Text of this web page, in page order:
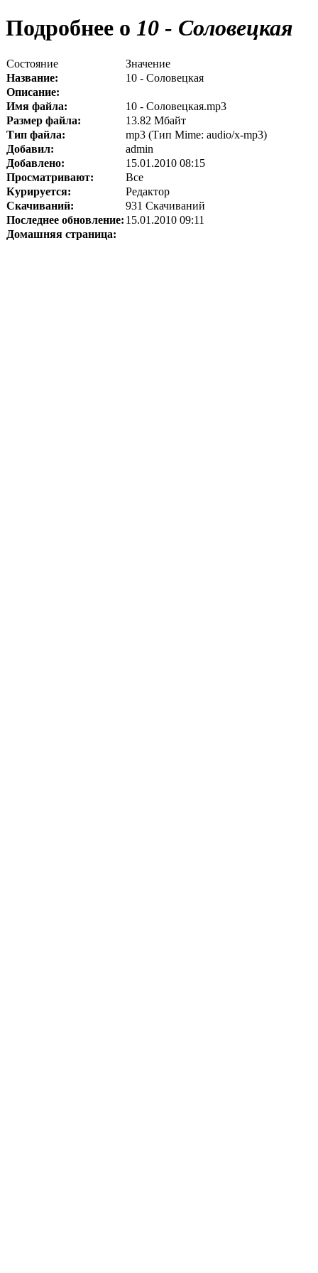
Подробнее о 10 - Соловецкая
Состояние
Значение
Название:
10 - Соловецкая
Описание:
Имя файла:
10 - Соловецкая.mp3
Размер файла:
13.82 Мбайт
Тип файла:
mp3 (Тип Mime: audio/x-mp3)
Добавил:
admin
Добавлено:
15.01.2010 08:15
Просматривают:
Все
Курируется:
Редактор
Скачиваний:
931 Скачиваний
Последнее обновление: 15.01.2010 09:11
Домашняя страница: